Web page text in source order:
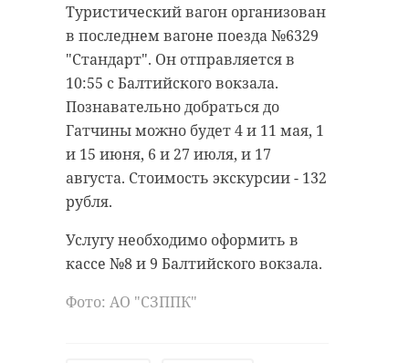
Туристический вагон организован
в последнем вагоне поезда №6329
"Стандарт". Он отправляется в
10:55 с Балтийского вокзала.
Познавательно добраться до
Гатчины можно будет 4 и 11 мая, 1
и 15 июня, 6 и 27 июля, и 17
августа. Стоимость экскурсии - 132
рубля.
Услугу необходимо оформить в
кассе №8 и 9 Балтийского вокзала.
Фото: АО "СЗППК"